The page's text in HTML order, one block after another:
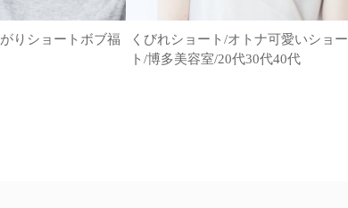
りショートボブ福
くびれショート/オトナ可愛いショー
ト/博多美容室/20代30代40代